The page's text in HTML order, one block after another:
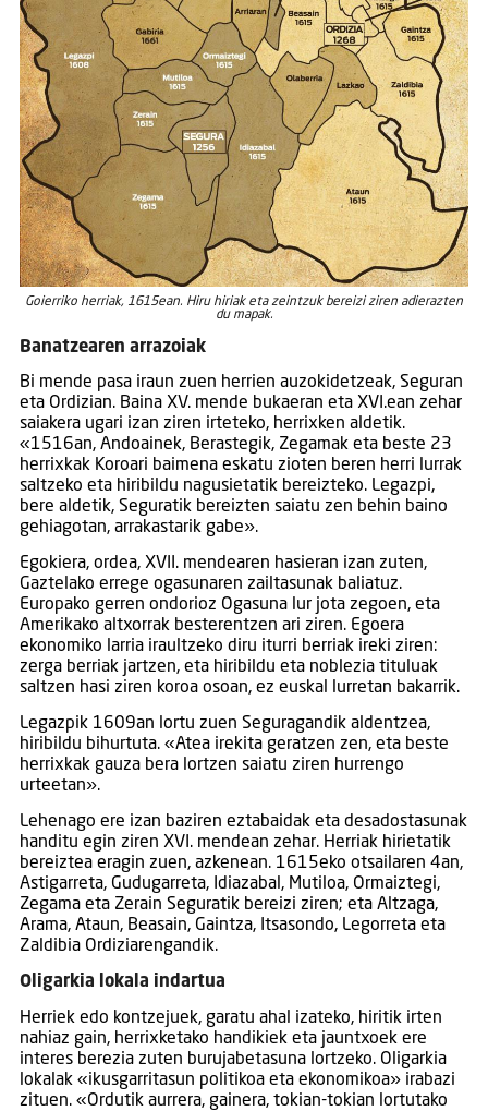
Goierriko herriak, 1615ean. Hiru hiriak eta zeintzuk bereizi ziren adierazten
du mapak.
Banatzearen arrazoiak
Bi mende pasa iraun zuen herrien auzokidetzeak, Seguran
eta Ordizian. Baina XV. mende bukaeran eta XVI.ean zehar
saiakera ugari izan ziren irteteko, herrixken aldetik.
«1516an, Andoainek, Berastegik, Zegamak eta beste 23
herrixkak Koroari baimena eskatu zioten beren herri lurrak
saltzeko eta hiribildu nagusietatik bereizteko. Legazpi,
bere aldetik, Seguratik bereizten saiatu zen behin baino
gehiagotan, arrakastarik gabe».
Egokiera, ordea, XVII. mendearen hasieran izan zuten,
Gaztelako errege ogasunaren zailtasunak baliatuz.
Europako gerren ondorioz Ogasuna lur jota zegoen, eta
Amerikako altxorrak besterentzen ari ziren. Egoera
ekonomiko larria iraultzeko diru iturri berriak ireki ziren:
zerga berriak jartzen, eta hiribildu eta noblezia tituluak
saltzen hasi ziren koroa osoan, ez euskal lurretan bakarrik.
Legazpik 1609an lortu zuen Seguragandik aldentzea,
hiribildu bihurtuta. «Atea irekita geratzen zen, eta beste
herrixkak gauza bera lortzen saiatu ziren hurrengo
urteetan».
Lehenago ere izan baziren eztabaidak eta desadostasunak
handitu egin ziren XVI. mendean zehar. Herriak hirietatik
bereiztea eragin zuen, azkenean. 1615eko otsailaren 4an,
Astigarreta, Gudugarreta, Idiazabal, Mutiloa, Ormaiztegi,
Zegama eta Zerain Seguratik bereizi ziren; eta Altzaga,
Arama, Ataun, Beasain, Gaintza, Itsasondo, Legorreta eta
Zaldibia Ordiziarengandik.
Oligarkia lokala indartua
Herriek edo kontzejuek, garatu ahal izateko, hiritik irten
nahiaz gain, herrixketako handikiek eta jauntxoek ere
interes berezia zuten burujabetasuna lortzeko. Oligarkia
lokalak «ikusgarritasun politikoa eta ekonomikoa» irabazi
zituen. «Ordutik aurrera, gainera, tokian-tokian lortutako